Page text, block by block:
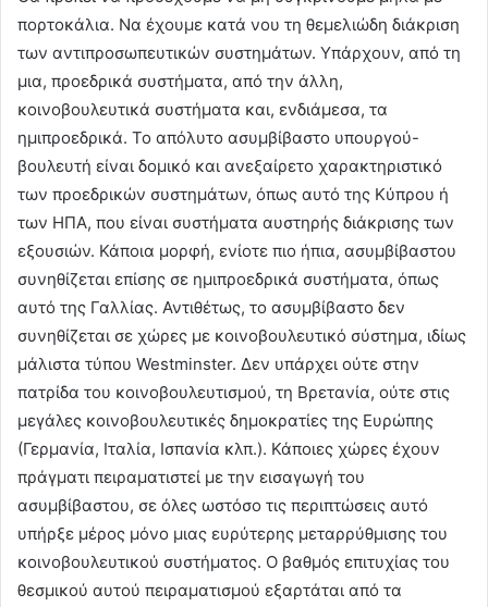
πορτοκάλια. Να έχουμε κατά νου τη θεμελιώδη διάκριση
των αντιπροσωπευτικών συστημάτων. Υπάρχουν, από τη
μια, προεδρικά συστήματα, από την άλλη,
κοινοβουλευτικά συστήματα και, ενδιάμεσα, τα
ημιπροεδρικά. Το απόλυτο ασυμβίβαστο υπουργού-
βουλευτή είναι δομικό και ανεξαίρετο χαρακτηριστικό
των προεδρικών συστημάτων, όπως αυτό της Κύπρου ή
των ΗΠΑ, που είναι συστήματα αυστηρής διάκρισης των
εξουσιών. Κάποια μορφή, ενίοτε πιο ήπια, ασυμβίβαστου
συνηθίζεται επίσης σε ημιπροεδρικά συστήματα, όπως
αυτό της Γαλλίας. Αντιθέτως, το ασυμβίβαστο δεν
συνηθίζεται σε χώρες με κοινοβουλευτικό σύστημα, ιδίως
μάλιστα τύπου Westminster. Δεν υπάρχει ούτε στην
πατρίδα του κοινοβουλευτισμού, τη Βρετανία, ούτε στις
μεγάλες κοινοβουλευτικές δημοκρατίες της Ευρώπης
(Γερμανία, Ιταλία, Ισπανία κλπ.). Κάποιες χώρες έχουν
πράγματι πειραματιστεί με την εισαγωγή του
ασυμβίβαστου, σε όλες ωστόσο τις περιπτώσεις αυτό
υπήρξε μέρος μόνο μιας ευρύτερης μεταρρύθμισης του
κοινοβουλευτικού συστήματος. Ο βαθμός επιτυχίας του
θεσμικού αυτού πειραματισμού εξαρτάται από τα